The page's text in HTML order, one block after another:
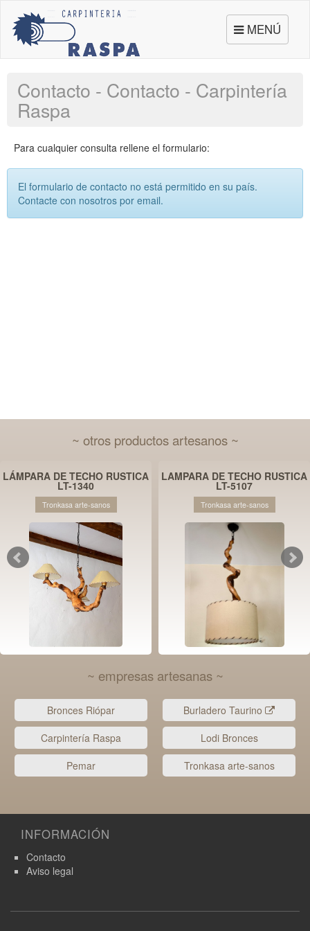
Toggle
navigation
MENÚ
Contacto - Contacto - Carpintería
Raspa
Para cualquier consulta rellene el formulario:
El formulario de contacto no está permitido en su país.
Contacte con nosotros por email.
~ otros productos artesanos ~
LÁMPARA DE TECHO RUSTICA
LT-1340
Tronkasa arte-sanos
LAMPARA DE TECHO RUSTICA
LT-5107
Tronkasa arte-sanos
~ empresas artesanas ~
Bronces Riópar
Burladero Taurino
Carpintería Raspa
Lodi Bronces
Pemar
Tronkasa arte-sanos
INFORMACIÓN
Contacto
Aviso legal